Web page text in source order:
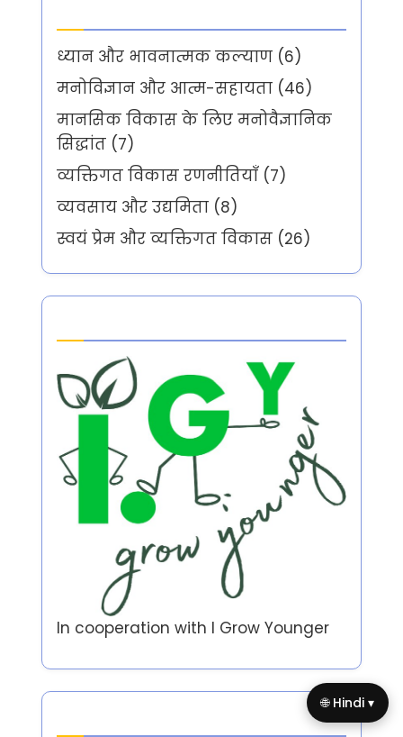
ध्यान और भावनात्मक कल्याण (6)
मनोविज्ञान और आत्म-सहायता (46)
मानसिक विकास के लिए मनोवैज्ञानिक
सिद्धांत (7)
व्यक्तिगत विकास रणनीतियाँ (7)
व्यवसाय और उद्यमिता (8)
स्वयं प्रेम और व्यक्तिगत विकास (26)
In cooperation with I Grow Younger
🌐 Hindi ▾